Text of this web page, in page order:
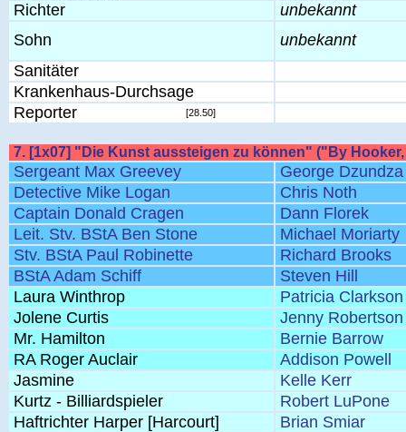
Richter
unbekannt
Sohn
unbekannt
Sanitäter
Krankenhaus-Durchsage
Reporter
[28.50]
7. [1x07] "Die Kunst aussteigen zu können" ("By
Sergeant Max Greevey
George Dzundza
Detective Mike Logan
Chris Noth
Captain Donald Cragen
Dann Florek
Leit. Stv. BStA Ben Stone
Michael Moriarty
Stv. BStA Paul Robinette
Richard Brooks
BStA Adam Schiff
Steven Hill
Laura Winthrop
Patricia Clarkson
Jolene Curtis
Jenny Robertson
Mr. Hamilton
Bernie Barrow
RA Roger Auclair
Addison Powell
Jasmine
Kelle Kerr
Kurtz - Billiardspieler
Robert LuPone
Haftrichter Harper [Harcourt]
Brian Smiar